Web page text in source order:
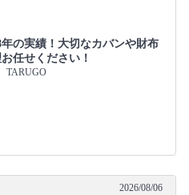
年の実績！大切なカバンや財布
任せください！
2026/08/06